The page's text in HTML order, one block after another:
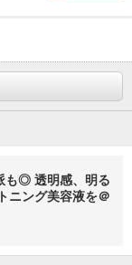
も◎ 透明感、明る
ニング美容液を＠